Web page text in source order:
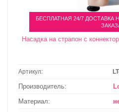
БЕСПЛАТНАЯ 24/7
Насадка на страпон с
Артикул:
Производитель:
Материал: